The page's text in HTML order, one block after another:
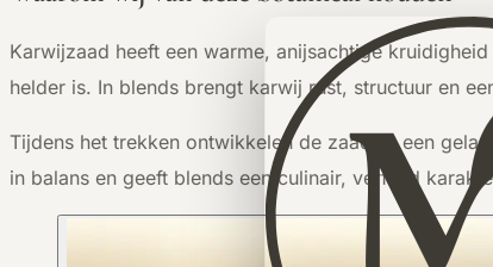
Karwijzaad heeft een warme, anijsachtige
helder is. In blends brengt karwij rust, structuur en
Tijdens het trekken ontwikkelen de zaadjes een
in balans en geeft blends een culinair, verfijnd